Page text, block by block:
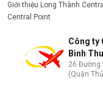
Giới thiệu Long Thành
Central Point
Công ty
Bình
26 Đường
(Quận